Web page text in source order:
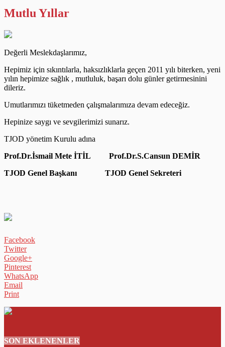
Mutlu Yıllar
Değerli Meslekdaşlarımız,
Hepimiz için sıkıntılarla, haksızlıklarla geçen 2011 yılı biterken, yeni
yılın hepimize sağlık , mutluluk, başarı dolu günler getirmesinini
dileriz.
Umutlarımızı tüketmeden çalışmalarımıza devam edeceğiz.
Hepinize saygı ve sevgilerimizi sunarız.
TJOD yönetim Kurulu adına
Prof.Dr.İsmail Mete İTİL Prof.Dr.S.Cansun DEMİR
TJOD Genel Başkanı TJOD Genel Sekreteri
Facebook
Twitter
Google+
Pinterest
WhatsApp
Email
Print
SON EKLENENLER